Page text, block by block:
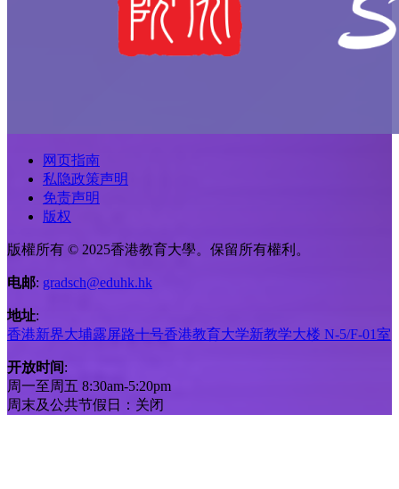
网页指南
私隐政策声明
免责声明
版权
版權所有 © 2025香港教育大學。保留所有權利。
电邮: gradsch@eduhk.hk
地址:
香港新界大埔露屏路十号香港教育大学新教学大楼 N-5/F-01室
开放时间:
周一至周五 8:30am-5:20pm
周末及公共节假日：关闭